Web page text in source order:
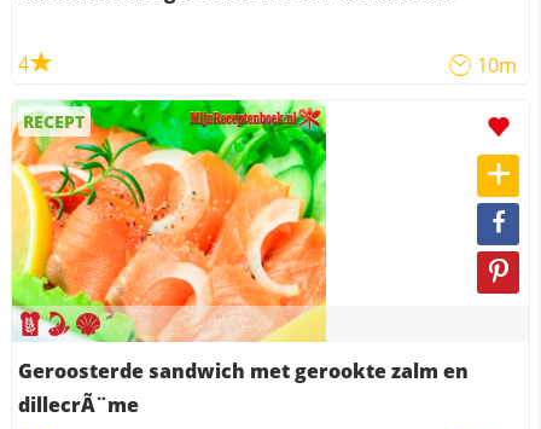
4 10m
RECEPT
Geroosterde sandwich met gerookte zalm en
dillecrÃ¨me